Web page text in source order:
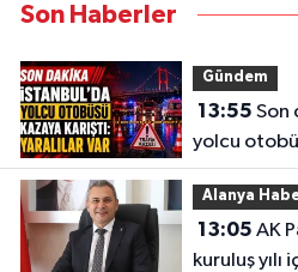
Son Haberler
Gündem
13:55
yolcu
Yaralılar var
Alanya
13:05
kuruluş yılı